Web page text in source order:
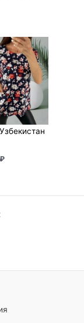
₽
Диапазон
цен:
400₽
–
440₽